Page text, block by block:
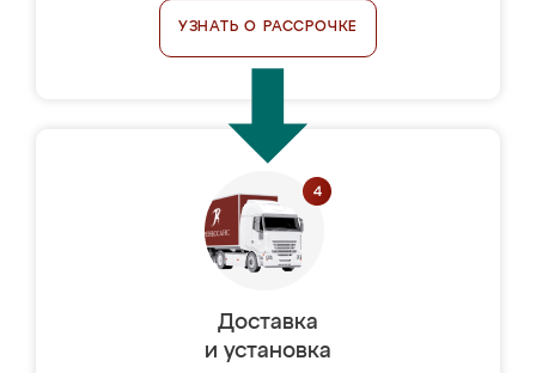
УЗНАТЬ О РАССРОЧКЕ
Доставка
и установка